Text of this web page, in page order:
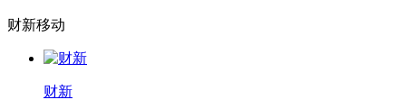
财新移动
财新